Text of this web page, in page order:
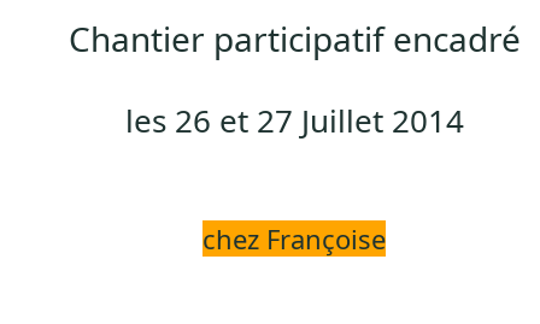
Chantier participatif encadré
les 26 et 27 Juillet 2014
chez Françoise